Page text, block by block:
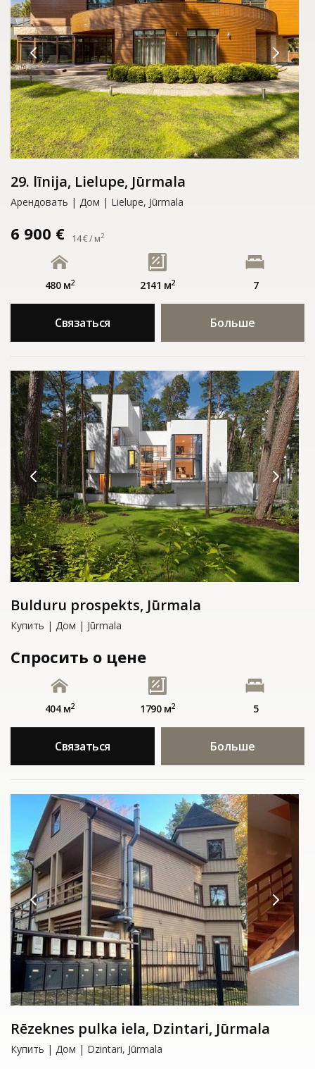
29. līnija, Lielupe, Jūrmala
Арендовать | Дом | Lielupe, Jūrmala
6 900 € 14 € / м2
480 м2 2141 м2 7
Связаться Больше
Bulduru prospekts, Jūrmala
Купить | Дом | Jūrmala
Спросить о цене
404 м2 1790 м2 5
Связаться Больше
Rēzeknes pulka iela, Dzintari, Jūrmala
Купить | Дом | Dzintari, Jūrmala